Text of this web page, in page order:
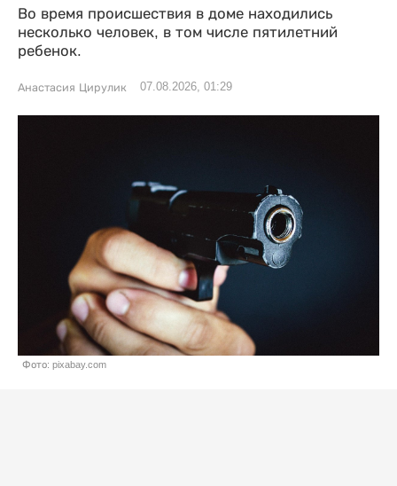
Во время происшествия в доме находились
несколько человек, в том числе пятилетний
ребенок.
Анастасия Цирулик 07.08.2026, 01:29
Фото: pixabay.com